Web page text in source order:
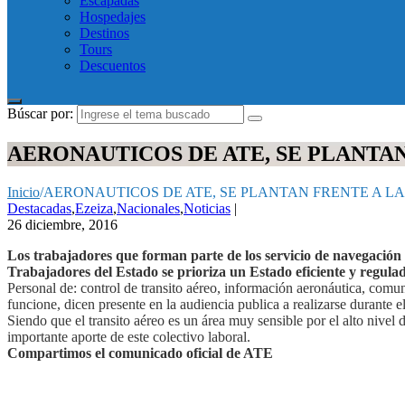
Hospedajes
Destinos
Tours
Descuentos
Búscar por:
AERONAUTICOS DE ATE, SE
Inicio/AERONAUTICOS DE ATE, SE PLANTAN FRENTE A
Destacadas,Ezeiza,Nacionales,Noticias |
26 diciembre, 2016
Los trabajadores que forman parte de los servicio de
Trabajadores del Estado se prioriza un Estado eficiente y
Personal de: control de transito aéreo, información aeronáutica,
funcione, dicen presente en la audiencia publica a realizarse durante
Siendo que el transito aéreo es un área muy sensible por el alto
importante aporte de este colectivo laboral.
Compartimos el comunicado oficial de ATE